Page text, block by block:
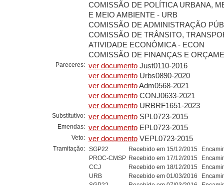
COMISSÃO DE POLÍTICA URBANA,
E MEIO AMBIENTE - URB
COMISSÃO DE ADMINISTRAÇÃO
COMISSÃO DE TRÂNSITO,
ATIVIDADE ECONÔMICA - ECON
COMISSÃO DE FINANÇAS E
Pareceres: ver documentoJust0110-2016
ver documentoUrbs0890-2020
ver documentoAdm0568-2021
ver documentoCONJ0633-2021
ver documentoURBRF1651-2023
Substitutivo: ver documentoSPL0723-2015
Emendas: ver documentoEPL0723-2015
Veto: ver documentoVEPL0723-2015
Tramitação: SGP22 Recebido em 15/12/2015
PROC-CMSP Recebido em 17/12/2015
CCJ
Recebido em 18/12/2015
URB
Recebido em 01/03/2016